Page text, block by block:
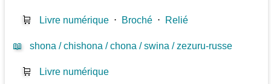
🛒 Livre numérique ⋅ Broché ⋅ Relié
📖 shona / chishona / chona / swina / zezuru-russe
🛒 Livre numérique